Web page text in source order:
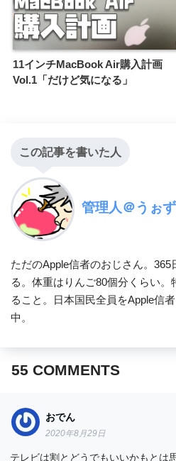
11インチMacBook Air購入計画
Vol.1「だけど気になる」
この記事を書いた人
管理人＠うぉず
ただのApple信者のおじさん。365
る。体重はりんご80個分くらい。
ること。日本国民全員をApple信
中。
55 COMMENTS
おでん
2020年8月29日
テレビは割とどうでもいいかもとは